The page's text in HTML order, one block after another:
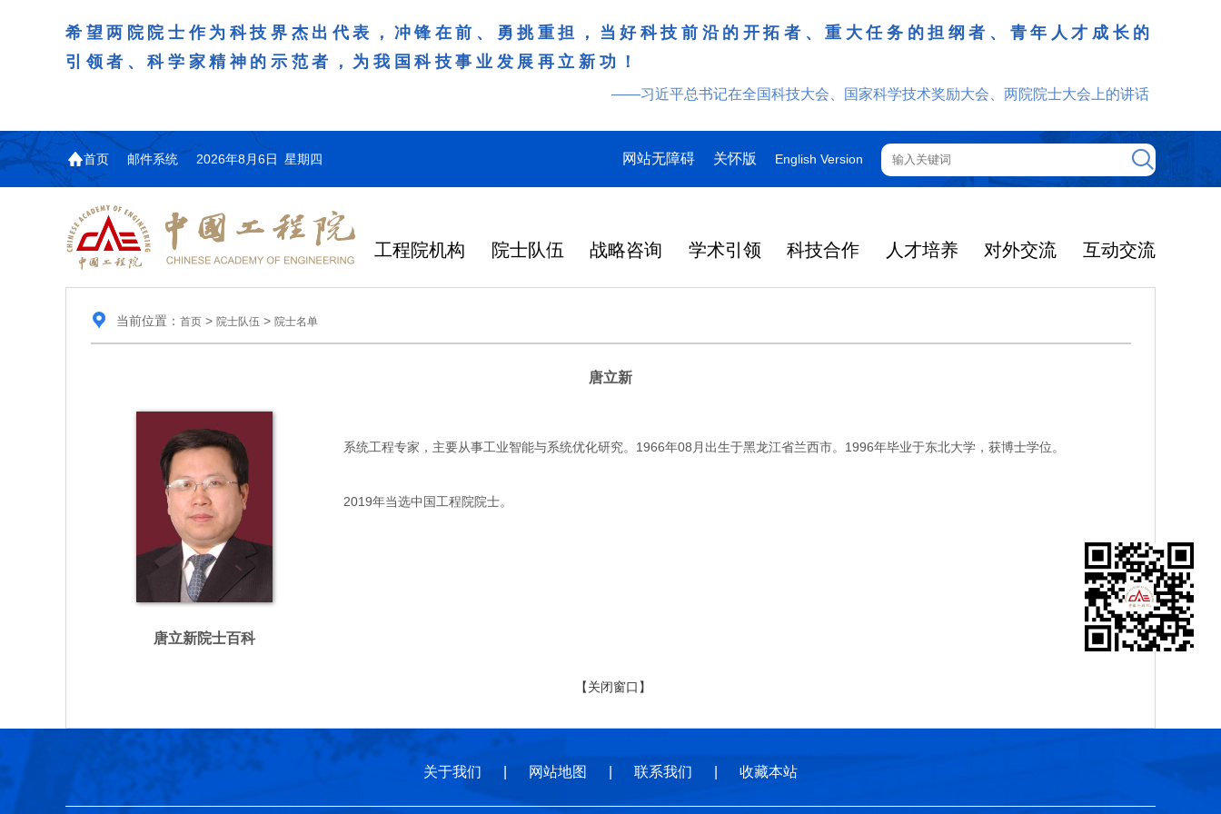
希望两院院士作为科技界杰出代表，冲锋在前、勇挑重担，当好科技前沿的开拓者、重大任务的担纲者、青年人才成长的
引领者、科学家精神的示范者，为我国科技事业发展再立新功！
——习近平总书记在全国科技大会、国家科学技术奖励大会、两院院士大会上的讲话
首页 邮件系统 2026年8月6日 星期四 网站无障碍 关怀版 English Version
工程院机构 院士队伍 战略咨询 学术引领 科技合作 人才培养 对外交流 互动交流
当前位置： 首页> 院士队伍 > 院士名单
唐立新
唐立新院士百科
系统工程专家，主要从事工业智能与系统优化研究。1966年08月出生于黑龙江省兰西市。1996年毕业于东北大学，获博士学位。
2019年当选中国工程院院士。
【关闭窗口】
关于我们 网站地图 联系我们 收藏本站